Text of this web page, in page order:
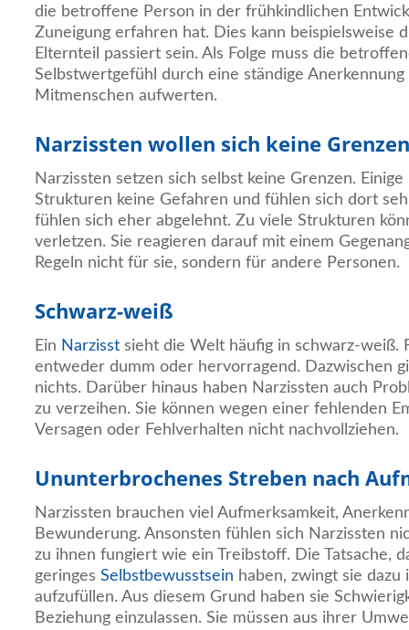
die betroffene Person in der frühkindlichen
Zuneigung erfahren hat. Dies kann beispielsweise
Elternteil passiert sein. Als Folge muss die
Selbstwertgefühl durch eine ständige
Mitmenschen aufwerten.
Narzissten wollen sich keine
Narzissten setzen sich selbst keine Grenzen.
Strukturen keine Gefahren und fühlen sich dort
fühlen sich eher abgelehnt. Zu viele Strukturen
verletzen. Sie reagieren darauf mit einem
Regeln nicht für sie, sondern für andere Personen.
Schwarz-weiß
Ein Narzisst sieht die Welt häufig in schwarz-weiß.
entweder dumm oder hervorragend. Dazwischen
nichts. Darüber hinaus haben Narzissten auch
zu verzeihen. Sie können wegen einer fehlenden
Versagen oder Fehlverhalten nicht nachvollziehen.
Ununterbrochenes Streben nach
Narzissten brauchen viel Aufmerksamkeit,
Bewunderung. Ansonsten fühlen sich Narzissten
zu ihnen fungiert wie ein Treibstoff. Die Tatsache,
geringes Selbstbewusstsein haben, zwingt sie
aufzufüllen. Aus diesem Grund haben sie
Beziehung einzulassen. Sie müssen aus ihrer